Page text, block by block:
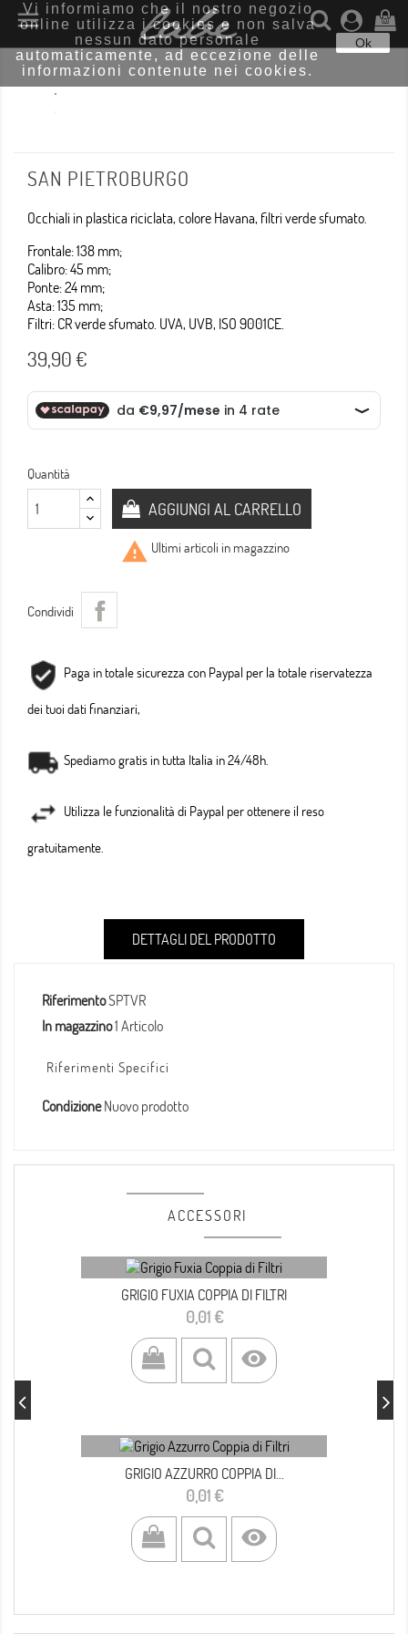
 (0)
SAN PIETROBURGO
Occhiali in plastica riciclata, colore Havana, filtri verde sfumato.
Frontale: 138 mm;
Calibro: 45 mm;
Ponte: 24 mm;
Asta: 135 mm;
Filtri: CR verde sfumato. UVA, UVB, ISO 9001CE.
39,90 €
Quantità
AGGIUNGI AL CARRELLO
 Ultimi articoli in magazzino
Condividi
Paga in totale sicurezza con Paypal per la totale riservatezza
dei tuoi dati finanziari,
Spediamo gratis in tutta Italia in 24/48h.
Utilizza le funzionalità di Paypal per ottenere il reso
gratuitamente.
DETTAGLI DEL PRODOTTO
RiferimentoSPTVR
In magazzino1 Articolo
Riferimenti Specifici
Condizione Nuovo prodotto
ACCESSORI
GRIGIO FUXIA COPPIA DI FILTRI
Prezzo
0,01 €

GRIGIO AZZURRO COPPIA DI...
Prezzo
0,01 €

Vi informiamo che il nostro negozio
online utilizza i cookies e non salva
nessun dato personale
automaticamente, ad eccezione delle
informazioni contenute nei cookies.
Ok